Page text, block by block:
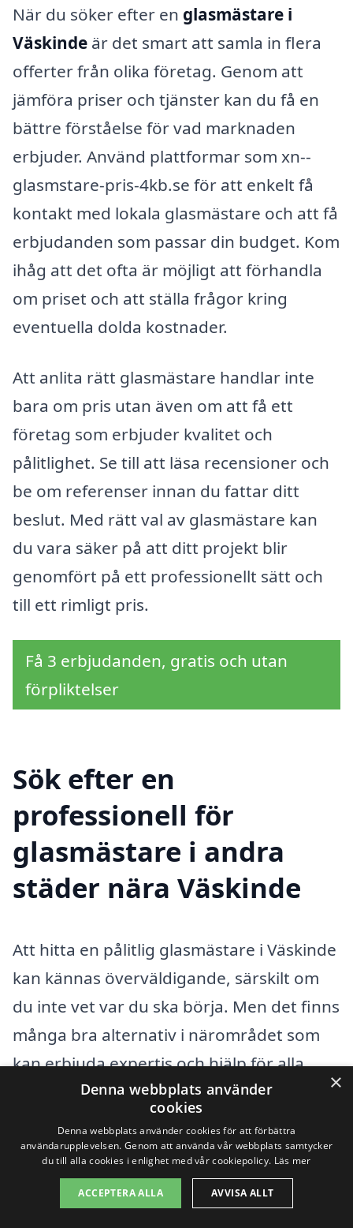
När du söker efter en glasmästare i
Väskinde är det smart att samla in flera
offerter från olika företag. Genom att
jämföra priser och tjänster kan du få en
bättre förståelse för vad marknaden
erbjuder. Använd plattformar som xn--
glasmstare-pris-4kb.se för att enkelt få
kontakt med lokala glasmästare och att få
erbjudanden som passar din budget. Kom
ihåg att det ofta är möjligt att förhandla
om priset och att ställa frågor kring
eventuella dolda kostnader.
Att anlita rätt glasmästare handlar inte
bara om pris utan även om att få ett
företag som erbjuder kvalitet och
pålitlighet. Se till att läsa recensioner och
be om referenser innan du fattar ditt
beslut. Med rätt val av glasmästare kan
du vara säker på att ditt projekt blir
genomfört på ett professionellt sätt och
till ett rimligt pris.
Få 3 erbjudanden, gratis och utan
förpliktelser
Sök efter en
professionell för
glasmästare i andra
städer nära Väskinde
Att hitta en pålitlig glasmästare i Väskinde
kan kännas överväldigande, särskilt om
du inte vet var du ska börja. Men det finns
många bra alternativ i närområdet som
kan erbjuda expertis och hjälp för alla
typer av glasarbeten. Oavsett om du
behöver hjälp med reparation av fönster,
installation av glasdörrar eller
specialanpassade glaslösningar, kan du
enkelt få kontakt med duktiga
×
Denna webbplats använder
cookies
Denna webbplats använder cookies för att förbättra
användarupplevelsen. Genom att använda vår webbplats samtycker
du till alla cookies i enlighet med vår cookiepolicy. Läs mer
ACCEPTERA ALLA AVVISA ALLT